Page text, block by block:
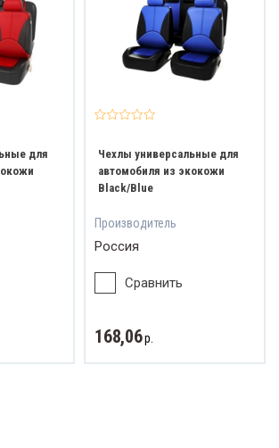
для
Чехлы универсальные для
автомобиля из экокожи
Black/Blue
Производитель
Россия
Сравнить
168,06р.